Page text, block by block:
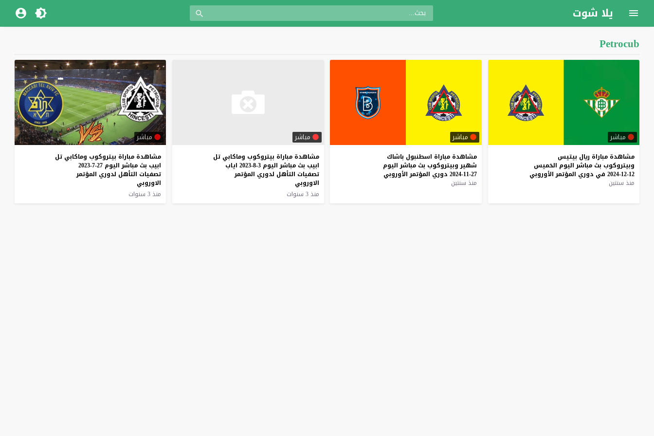
يلا شوت
Petrocub
مباشر
مشاهدة مباراة ريال بيتيس
وبيتروكوب بث مباشر اليوم الخميس
12-12-2024
في دوري المؤتمر الأوروبي
منذ سنتين
مباشر
مشاهدة مباراة اسطنبول باشاك
شهير وبيتروكوب بث مباشر اليوم
27-11-2024
دوري المؤتمر الأوروبي
منذ سنتين
مباشر
مشاهدة مباراة بيتروكوب وماكابي تل
ابيب بث مباشر اليوم 3-8-2023 اياب
تصفيات التأهل لدوري المؤتمر
الاوروبي
منذ 3 سنوات
مباشر
مشاهدة مباراة بيتروكوب وماكابي تل
ابيب بث مباشر اليوم 27-7-2023
تصفيات التأهل لدوري المؤتمر
الاوروبي
منذ 3 سنوات